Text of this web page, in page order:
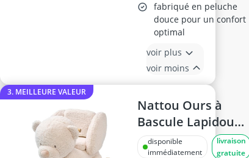
fabriqué en peluche
douce pour un confort
optimal
voir plus
voir moins
3. MEILLEURE VALEUR
Nattou Ours à
Bascule Lapidou
Beige
disponible
immédiatement
livraison
gratuite